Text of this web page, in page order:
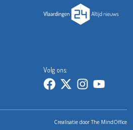
Volg ons:
Crealisatie doorThe MindOffice